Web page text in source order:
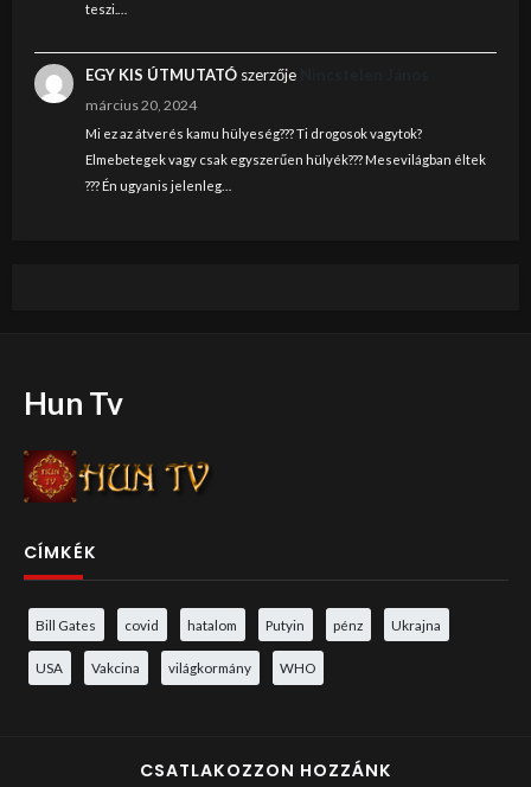
teszi.…
EGY KIS ÚTMUTATÓszerzője
március 20, 2024
Mi ez az átverés kamu hülyeség??? Ti drogosok vagytok?
Elmebetegek vagy csak egyszerűen hülyék??? Mesevilágban éltek
??? Én ugyanis jelenleg…
Hun Tv
CÍMKÉK
Bill Gates covid hatalom Putyin pénz Ukrajna
USA Vakcina világkormány WHO
CSATLAKOZZON HOZZÁNK